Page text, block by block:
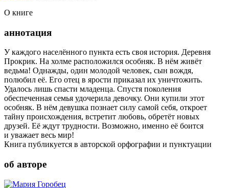
О книге
аннотация
У каждого населённого пункта есть своя история. Деревня
Прокрик. На холме расположился особняк. В нём живёт
ведьма! Однажды, один молодой человек, сын вождя,
полюбил её. Его отец в ярости приказал их уничтожить.
Удалось лишь спасти младенца. Спустя поколения
обеспеченная семья удочерила девочку. Они купили этот
особняк. В нём девушка познает силу самой себя, откроет
тайну происхождения, встретит любовь, обретёт новых
друзей. Её ждут трудности. Возможно, именно её боится
и уважает весь мир!
Книга публикуется в авторской орфографии и пунктуации
об авторе